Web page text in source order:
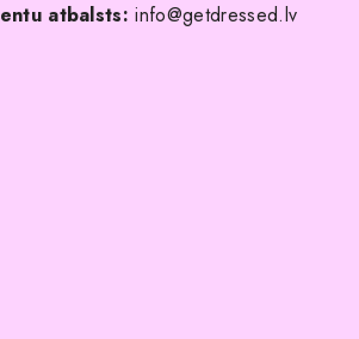
atbalsts: info@getdressed.lv